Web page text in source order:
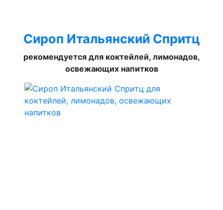
Сироп Итальянский Спритц
рекомендуется для коктейлей, лимонадов,
освежающих напитков